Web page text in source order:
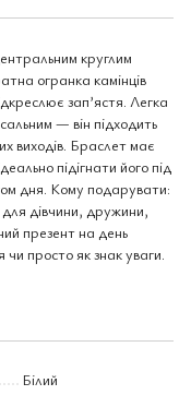
круглим
огранка камінців
зап’ястя. Легка
— він підходить
виходів. Браслет має
підігнати його під
дня. Кому подарувати:
дівчини, дружини,
презент на день
просто як знак уваги.
Білий